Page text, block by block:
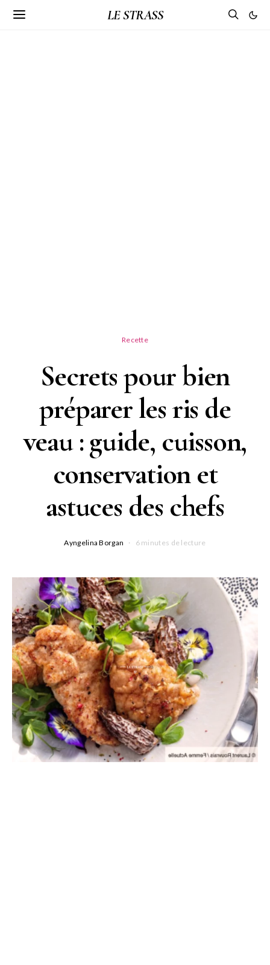
LE STRASS
Recette
Secrets pour bien
préparer les ris de
veau : guide, cuisson,
conservation et
astuces des chefs
Ayngelina Borgan 6 minutes de lecture